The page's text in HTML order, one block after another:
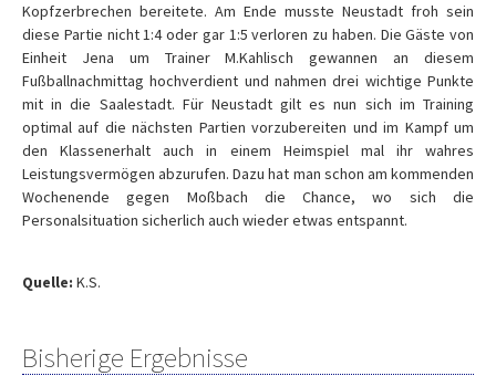
Kopfzerbrechen bereitete. Am Ende musste Neustadt froh sein
diese Partie nicht 1:4 oder gar 1:5 verloren zu haben. Die Gäste von
Einheit Jena um Trainer M.Kahlisch gewannen an diesem
Fußballnachmittag hochverdient und nahmen drei wichtige Punkte
mit in die Saalestadt. Für Neustadt gilt es nun sich im Training
optimal auf die nächsten Partien vorzubereiten und im Kampf um
den Klassenerhalt auch in einem Heimspiel mal ihr wahres
Leistungsvermögen abzurufen. Dazu hat man schon am kommenden
Wochenende gegen Moßbach die Chance, wo sich die
Personalsituation sicherlich auch wieder etwas entspannt.
Quelle: K.S.
Bisherige Ergebnisse